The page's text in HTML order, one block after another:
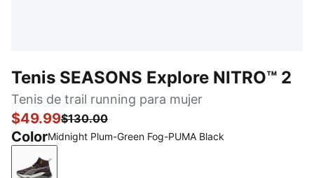
Tenis SEASONS Explore NITRO™ 2
Tenis de trail running para mujer
$49.99$130.00
ColorMidnight Plum-Green Fog-PUMA Black